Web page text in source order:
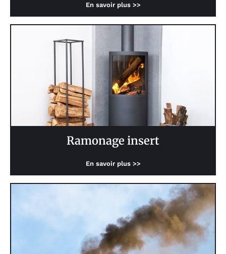
En savoir plus >>
Ramonage insert
En savoir plus >>